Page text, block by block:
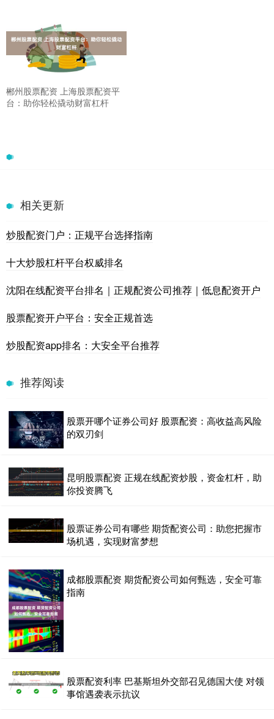
郴州股票配资 上海股票配资平
台：助你轻松撬动财富杠杆
相关更新
炒股配资门户：正规平台选择指南
十大炒股杠杆平台权威排名
沈阳在线配资平台排名｜正规配资公司推荐｜低息配资开户
股票配资开户平台：安全正规首选
炒股配资app排名：大安全平台推荐
推荐阅读
股票开哪个证券公司好 股票配资：高收益高风险
的双刃剑
昆明股票配资 正规在线配资炒股，资金杠杆，助
你投资腾飞
股票证券公司有哪些 期货配资公司：助您把握市
场机遇，实现财富梦想
成都股票配资 期货配资公司如何甄选，安全可靠
指南
股票配资利率 巴基斯坦外交部召见德国大使 对领
事馆遇袭表示抗议